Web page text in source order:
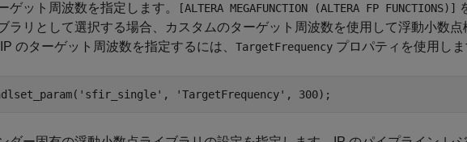
ゲット周波数を指定します。 [ALTERA MEGAFUNCTION (ALTERA FP FUNCTIONS)]
ラリとして選択する場合、カスタムのターゲット周波数を使用して浮動小数
のターゲット周波数を指定するには、 TargetFrequency プロパティを使用し
'sfir_single' , 'TargetFrequency'